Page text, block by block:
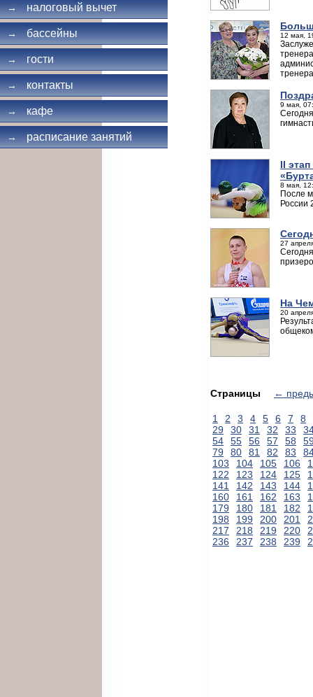
→ налоговый вычет
→ бассейны
→ гости
→ контакты
→ кафе
→ расписание занятий
12 мая,
9 мая,
II
8 мая,
После
России
27
На
20
Страницы ←
1 2 3 4 5 6 7
8
29
30 31 32 33
54
55 56 57 58
79
80 81 82 83
103
104 105 106
122
123 124 125
141
142 143 144
160
161 162 163
179
180 181 182
198
199 200 201
217
218 219 220
236
237 238 239